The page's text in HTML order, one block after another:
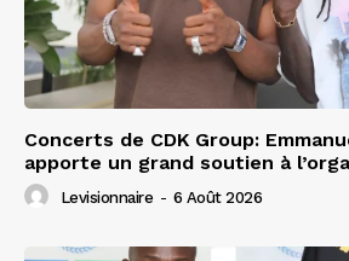
Concerts de CDK Group:
apporte un grand soutien à
Levisionnaire - 6 Août 2026